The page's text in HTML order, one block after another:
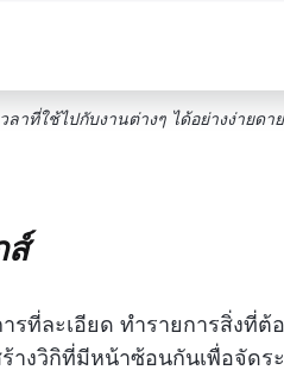
ลาที่ใช้ไปกับงานต่างๆ ได้อย่างง่ายด
ส์
ารที่ละเอียด ทำรายการสิ่งที่
างวิกิที่มีหน้าซ้อนกันเพื่อจัดร